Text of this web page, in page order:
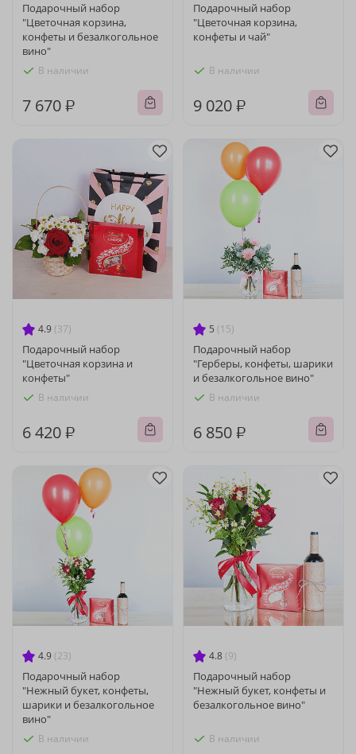
Подарочный набор
"Цветочная корзина,
конфеты и безалкогольное
вино"
В наличии
7 670 ₽
Подарочный набор
"Цветочная корзина,
конфеты и чай"
В наличии
9 020 ₽
4.9 (37)
Подарочный набор
"Цветочная корзина и
конфеты"
В наличии
6 420 ₽
5 (15)
Подарочный набор
"Герберы, конфеты, шарики
и безалкогольное вино"
В наличии
6 850 ₽
4.9 (23)
Подарочный набор
"Нежный букет, конфеты,
шарики и безалкогольное
вино"
В наличии
4.8 (9)
Подарочный набор
"Нежный букет, конфеты и
безалкогольное вино"
В наличии